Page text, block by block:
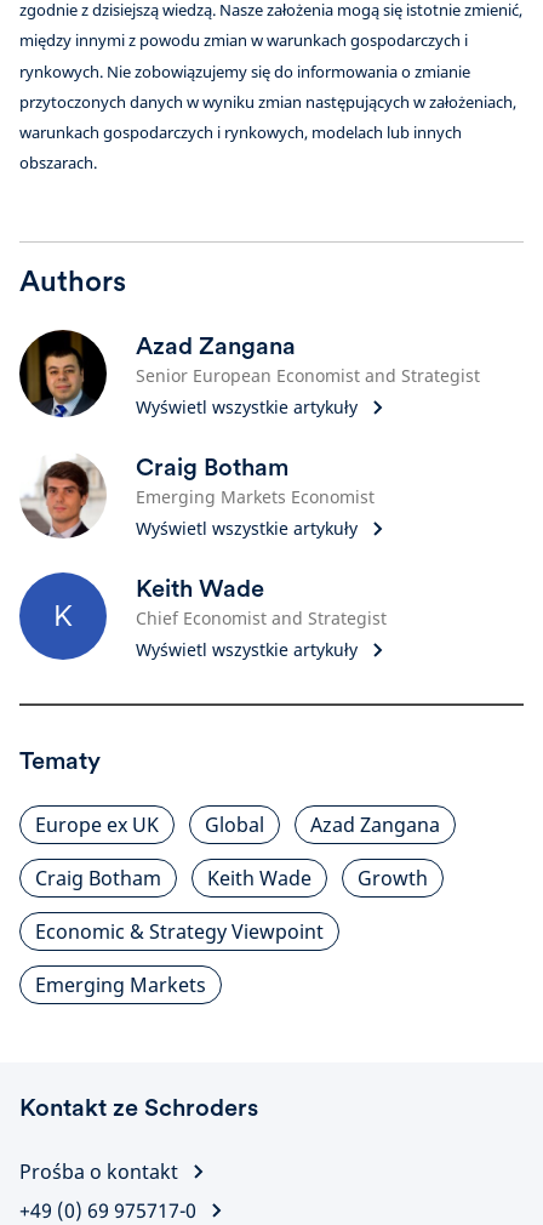
zgodnie z dzisiejszą wiedzą. Nasze założenia mogą się istotnie zmienić,
między innymi z powodu zmian w warunkach gospodarczych i
rynkowych. Nie zobowiązujemy się do informowania o zmianie
przytoczonych danych w wyniku zmian następujących w założeniach,
warunkach gospodarczych i rynkowych, modelach lub innych
obszarach.
Authors
Azad Zangana
Senior European Economist and Strategist
Wyświetl wszystkie artykuły
Craig Botham
Emerging Markets Economist
Wyświetl wszystkie artykuły
K
Keith Wade
Chief Economist and Strategist
Wyświetl wszystkie artykuły
Tematy
Europe ex UK Global
Azad Zangana
Craig Botham
Keith Wade
Growth
Economic & Strategy Viewpoint
Emerging Markets
Kontakt ze Schroders
Prośba o kontakt
+49 (0) 69 975717-0